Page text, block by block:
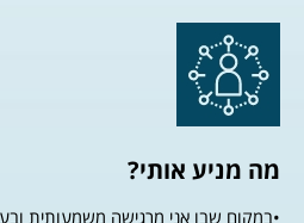
מה מניע אותי?
•במקום שבו אני מרגישה משמעותית